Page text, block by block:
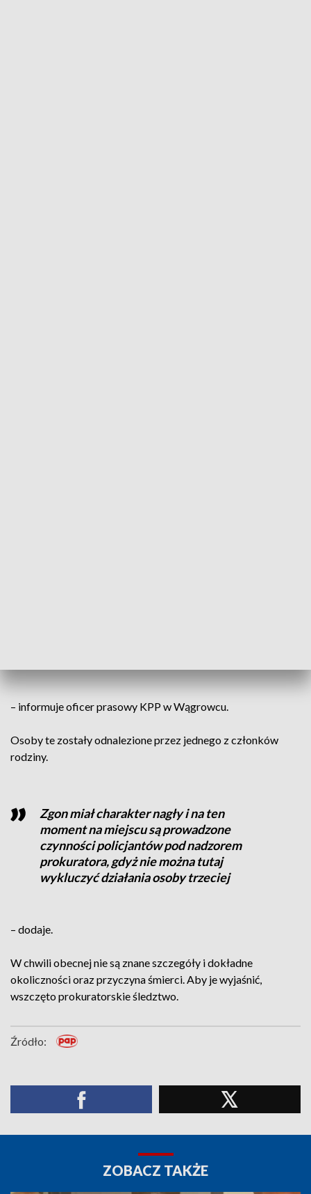
– informuje oficer prasowy KPP w Wągrowcu.
Osoby te zostały odnalezione przez jednego z członków
rodziny.
Zgon miał charakter nagły i na ten
moment na miejscu są prowadzone
czynności policjantów pod nadzorem
prokuratora, gdyż nie można tutaj
wykluczyć działania osoby trzeciej
– dodaje.
W chwili obecnej nie są znane szczegóły i dokładne
okoliczności oraz przyczyna śmierci. Aby je wyjaśnić,
wszczęto prokuratorskie śledztwo.
Źródło:
ZOBACZ TAKŻE